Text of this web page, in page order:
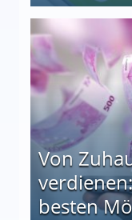
auf einen Blick
Von
besten